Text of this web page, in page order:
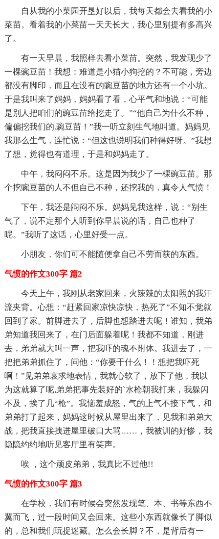
自从我的小菜园开垦好以后，我每天都会去看我的小
菜苗。看着我的小菜苗一天天长大，我心里别提有多高兴
了。
有一天早晨，我照样去看小菜苗。突然，我发现少了
一棵豌豆苗！我想：难道是小猫小狗挖的？不可能，旁边
都没有脚印，而且在没有的豌豆苗的地方还有一个小坑。
于是我叫来了妈妈，妈妈看了看，心平气和地说：“可能
是别人把咱们的豌豆苗给挖走了。”“他自己为什么不种，
偏偏挖我们的.豌豆苗！”我一听立刻生气地叫道。妈妈见
我那么生气，连忙说：“但这也说明我们种得好呀。”我想
了想，觉得也有道理，于是和妈妈走了。
中午，我闷闷不乐。这是因为我少了一棵豌豆苗。那
个挖豌豆苗的人不但自己不种，还挖我的，真令人气愤！
下午，我还是闷闷不乐。妈妈见我这样，说：“别生
气了，说不定那个人听到你早晨说的话，自己也种了
呢。”我听了这话，心里好受一点。
小朋友，你们可不能随便拿自己不劳而获的东西。
气愤的作文300字 篇2
今天上午，我刚从老家回来，火辣辣的太阳照的我汗
流夹背。心想：“赶紧回家凉快凉快，热死了”不知不觉就
回到了家。前脚进去了，后脚也想踏进去呢！谁知，我弟
弟知道我回来了，在门后面躲着呢！我都不知道，刚进
去，弟弟就大叫一声，把我吓的魂不附体。我进去了，一
把把弟弟抓住了，问他：“你要干什么！！想把我吓死
啊！”见弟弟哀求地表情，我就心软了，放下了他，我以
为这就算了呢,弟弟把事先装好的`水枪朝我打来，我躲闪
不及，挨了几“枪”。我恼羞成怒，气的上气不接下气，和
弟弟打了起来，妈妈这时候从屋里出来了，见我和弟弟大
战，把我直接拽进屋里破口大骂……，我被训的好惨，我
隐隐约约地听见客厅里有笑声。
唉 ，这个顽皮弟弟，我真比不过他!!
气愤的作文300字 篇3
在学校，我们有时候会突然发现笔、本、书等东西不
翼而飞，过一段时间又会回来。这些小东西就像长了脚似
的，总和我们玩捉迷藏。怎么会长脚？不，是背后有一